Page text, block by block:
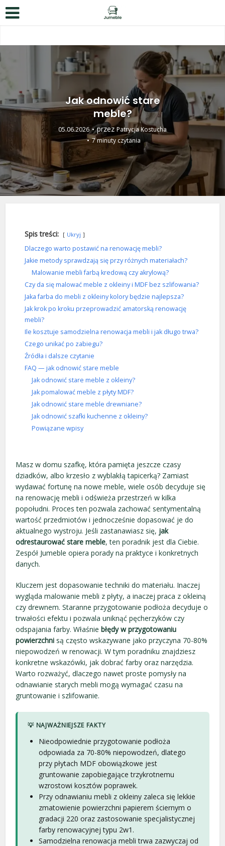
Jak odnowić stare
meble?
05.06.2026 przezPatrycja Kostucha
7 minuty czytania
Spis treści: Ukryj
Dlaczego warto postawić na renowację mebli?
Jakie metody sprawdzają się przy różnych materiałach?
Malowanie mebli farbą kredową czy akrylową?
Czy da się malować meble z okleiny i MDF bez szlifowania?
Jaka farba do mebli z okleiny kolory będzie najlepsza?
Jak krok po kroku przeprowadzić amatorską renowację
mebli?
Ile kosztuje samodzielna renowacja mebli i jak długo trwa?
Czego unikać po zabiegu?
Źródła i dalsze czytanie
FAQ — jak odnowić stare meble
Jak odnowić stare meble z okleiny?
Jak pomalować meble z płyty MDF?
Jak odnowić stare meble drewniane?
Jak odnowić szafki kuchenne z okleiny?
Powiązane wpisy
Masz w domu szafkę, która pamięta jeszcze czasy
dziadków, albo krzesło z wyblakłą tapicerką? Zamiast
wydawać fortunę na nowe meble, wiele osób decyduje się
na renowację mebli i odświeża przestrzeń w kilka
popołudni. Proces ten pozwala zachować sentymentalną
wartość przedmiotów i jednocześnie dopasować je do
aktualnego wystroju. Jeśli zastanawiasz się, jak
odrestaurować stare meble, ten poradnik jest dla Ciebie.
Zespół Jumeble opiera porady na praktyce i konkretnych
danych.
Kluczem jest dopasowanie techniki do materiału. Inaczej
wygląda malowanie mebli z płyty, a inaczej praca z okleiną
czy drewnem. Staranne przygotowanie podłoża decyduje o
trwałości efektu i pozwala uniknąć pęcherzyków czy
odspajania farby. Właśniebłędy w przygotowaniu
powierzchni są często wskazywane jako przyczyna 70-80%
niepowodzeń w renowacji. W tym poradniku znajdziesz
konkretne wskazówki, jak dobrać farby oraz narzędzia.
Warto rozważyć, dlaczego nawet proste pomysły na
odnawianie starych mebli mogą wymagać czasu na
gruntowanie i szlifowanie.
💡 NAJWAŻNIEJSZE FAKTY
Nieodpowiednie przygotowanie podłoża
odpowiada za 70-80% niepowodzeń, dlatego
przy płytach MDF obowiązkowe jest
gruntowanie zapobiegające trzykrotnemu
wzrostowi kosztów poprawek.
Przy odnawianiu mebli z okleiny zaleca się lekkie
zmatowienie powierzchni papierem ściernym o
gradacji 220 oraz zastosowanie specjalistycznej
farby renowacyjnej typu 2w1.
Samodzielna renowacja mebli trwa zazwyczaj od